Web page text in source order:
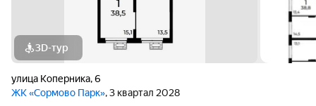
3D-тур
улица Коперника,6
ЖК «Сормово Парк», 3 квартал 2028